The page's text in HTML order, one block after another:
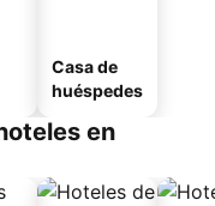
Casa de
huéspedes
en